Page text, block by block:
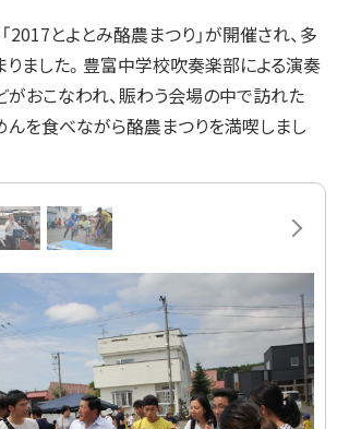
2017とよとみ酪農まつり」が開催され、多
りました。豊富中学校吹奏楽部による演奏
おこなわれ、賑わう会場の中で訪れた
んを食べながら酪農まつりを満喫しまし
次へ